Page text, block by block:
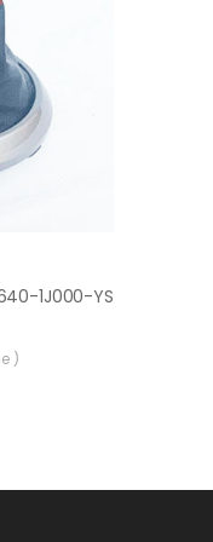
1J000-YS
)